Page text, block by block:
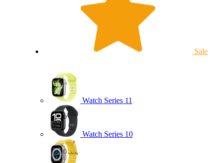
Sale
Watch Series 11
Watch Series 10